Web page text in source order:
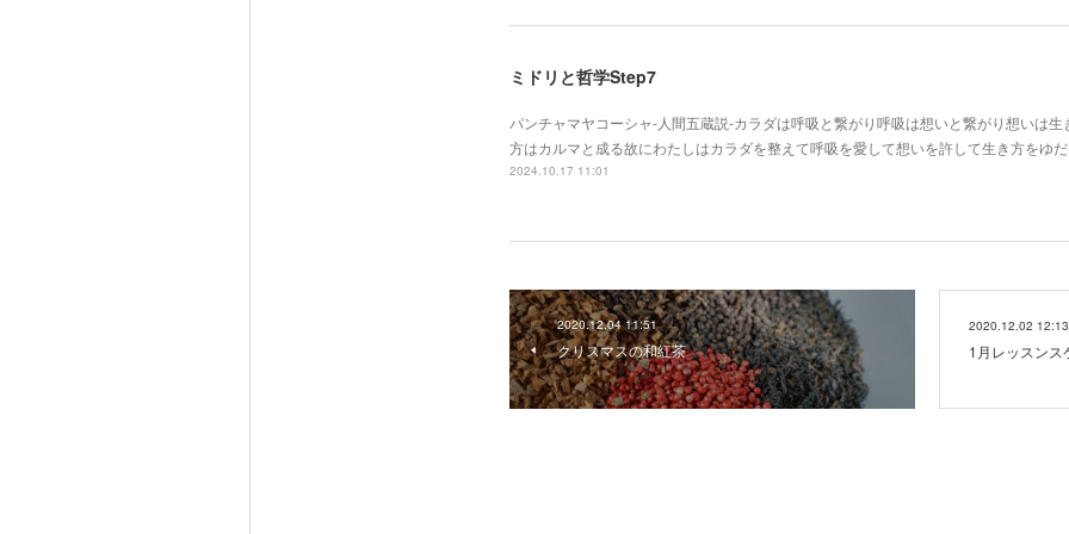
ミドリと哲学Step7
パンチャマヤコーシャ-人間五蔵説-カラダは呼吸と繋がり呼吸は想いと繋がり想いは生
方はカルマと成る故にわたしはカラダを整えて呼吸を愛して想いを許して生き方をゆ
2024.10.17 11:01
2020.12.04 11:51
クリスマスの和紅茶
2020.12.02 12:13
1月レッスンス